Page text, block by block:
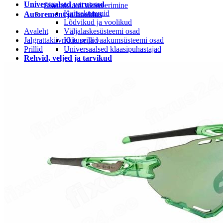
Universaalsed varuosad
Kaitsekummid
Lõdvikud ja voolikud
Väljalaskesüsteemi osad
Kütuse ja vaakumsüsteemi osad
Universaalsed klaasipuhastajad
Rehvid, veljed ja tarvikud
Säästukaardi aktiveerimine
Autoremont ja hooldus
Avaleht
Jalgrattakiivrid ja prillid
Prillid